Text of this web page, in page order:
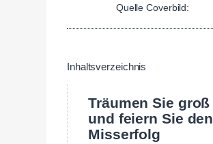
Quelle Coverbild:
Inhaltsverzeichnis
Träumen Sie groß
und feiern Sie den
Misserfolg